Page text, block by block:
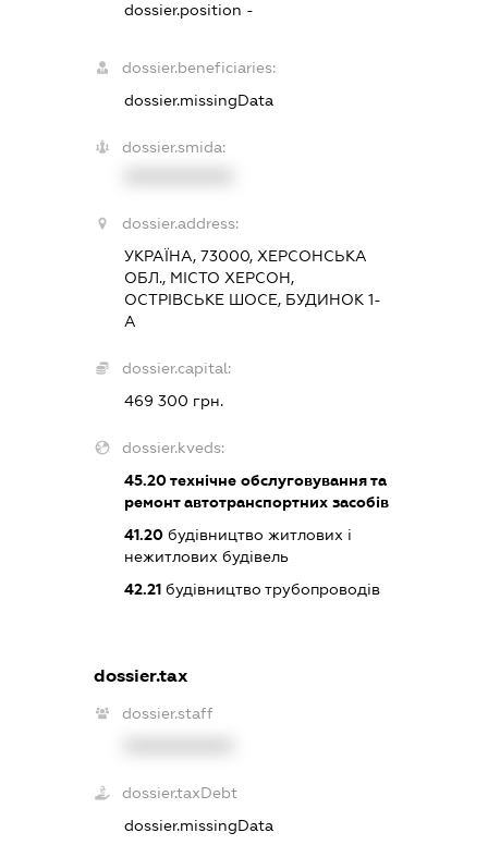
dossier.position -
dossier.beneficiaries:
dossier.missingData
dossier.smida:
dossier.address:
УКРАЇНА, 73000, ХЕРСОНСЬКА
ОБЛ., МІСТО ХЕРСОН,
ОСТРІВСЬКЕ ШОСЕ, БУДИНОК 1-
А
dossier.capital:
469 300 грн.
dossier.kveds:
45.20технічне обслуговування та
ремонт автотранспортних засобів
41.20 будівництво житлових і
нежитлових будівель
42.21 будівництво трубопроводів
dossier.tax
dossier.staff
dossier.taxDebt
dossier.missingData